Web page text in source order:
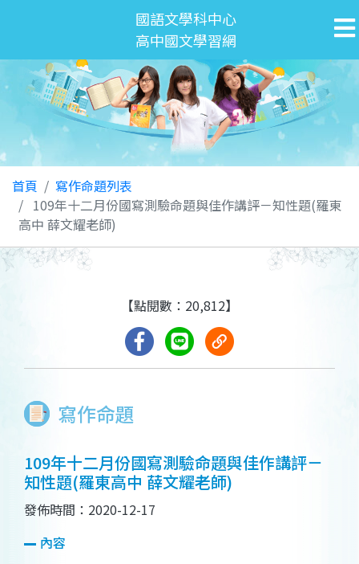
國語文學科中心
高中國文學習網
首頁
寫作命題列表
109年十二月份國寫測驗命題與佳作講評－知性題(羅東
高中 薛文耀老師)
寫作命題
【點閱數：20,812】
109年十二月份國寫測驗命題與佳作講評－
知性題(羅東高中 薛文耀老師)
發佈時間：2020-12-17
內容